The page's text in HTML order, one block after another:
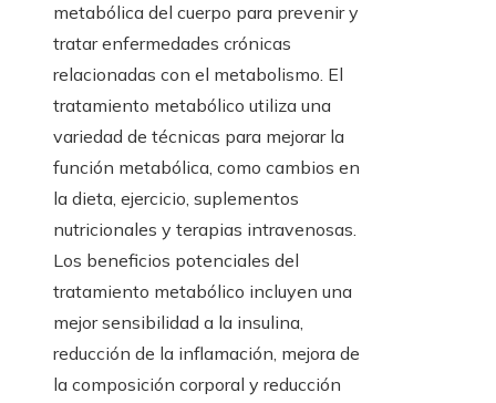
metabólica del cuerpo para prevenir y
tratar enfermedades crónicas
relacionadas con el metabolismo. El
tratamiento metabólico utiliza una
variedad de técnicas para mejorar la
función metabólica, como cambios en
la dieta, ejercicio, suplementos
nutricionales y terapias intravenosas.
Los beneficios potenciales del
tratamiento metabólico incluyen una
mejor sensibilidad a la insulina,
reducción de la inflamación, mejora de
la composición corporal y reducción